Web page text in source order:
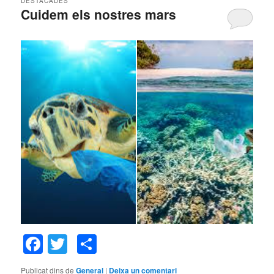
Cuidem els nostres mars
GONZALEZ
descarga
Facebook
Twitter
Publicat dins de General | Deixa un comentari